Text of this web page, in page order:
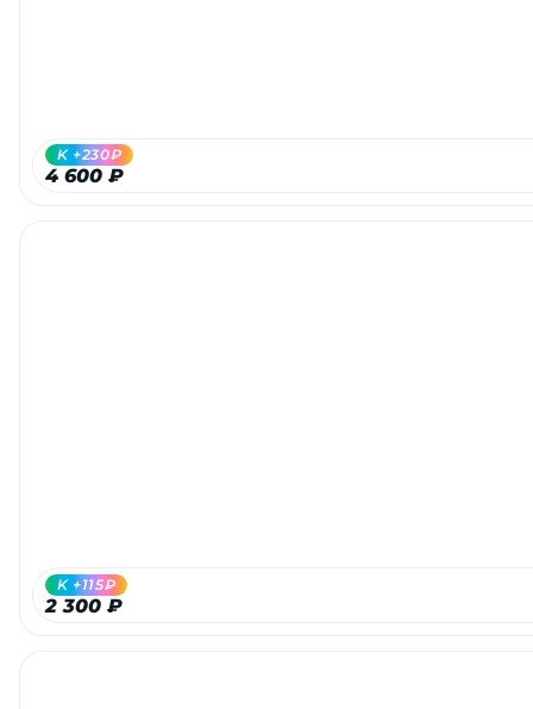
4 600 ₽
K +230₽
2 300 ₽
K +115₽